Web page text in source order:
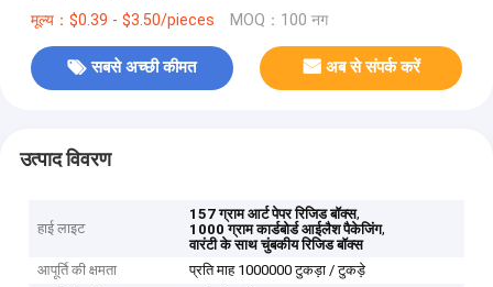
मूल्य：$0.39 - $3.50/pieces MOQ：100 नग
सबसे अच्छी कीमत अब से संपर्क करें
उत्पाद विवरण
हाई लाइट
157 ग्राम आर्ट पेपर रिजिड बॉक्स,
1000 ग्राम कार्डबोर्ड आईलैश पैकेजिंग,
वारंटी के साथ चुंबकीय रिजिड बॉक्स
आपूर्ति की क्षमता
प्रति माह 1000000 टुकड़ा / टुकड़े